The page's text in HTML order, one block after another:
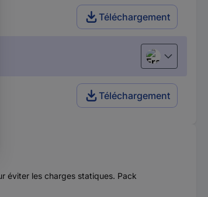
Téléchargement
Français
Téléchargement
éviter les charges statiques. Pack